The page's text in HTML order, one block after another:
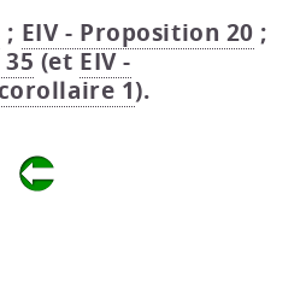
; EIV - Proposition 20 ;
(et EIV -
1).